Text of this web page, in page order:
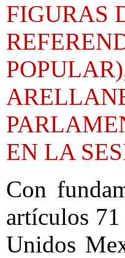
FIGURAS
EN LA
Con
artículos
Unidos